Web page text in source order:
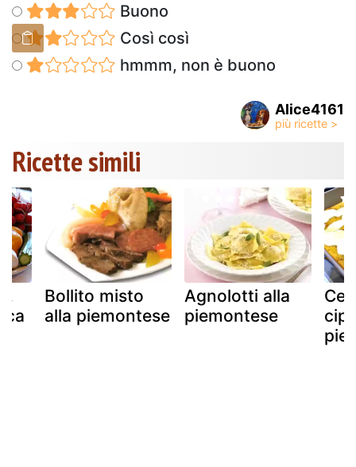
Buono
Così così
hmmm, non è buono
Alice4161
Ricette simili
Bollito misto
alla piemontese
Agnolotti alla
piemontese